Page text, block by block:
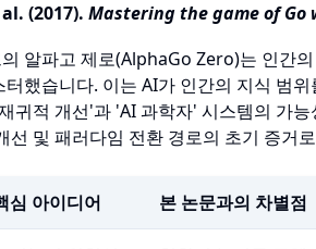
(2017). Mastering the game of
알파고 제로(AlphaGo Zero)는 인간
터했습니다. 이는 AI가 인간의 지식 범
귀적 개선'과 'AI 과학자' 시스템의 가
선 및 패러다임 전환 경로의 초기 증거
심 아이디어 본 논문과의 차별점